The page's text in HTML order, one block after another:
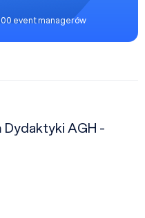
event managerów
AGH -